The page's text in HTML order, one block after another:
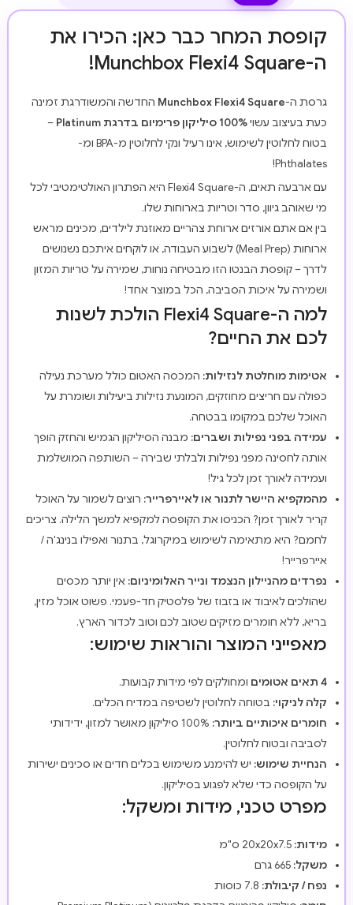
קופסת המחר כבר כאן: הכירו את
ה-Munchbox Flexi4 Square!
גרסת ה-Munchbox Flexi4 Square החדשה והמשודרגת זמינה
כעת בעיצוב עשוי100% סיליקון פרימיום בדרגת Platinum
–
בטוח לחלוטין לשימוש, אינו רעיל ונקי לחלוטין מ-BPA ומ-
Phthalates!
עם ארבעה תאים, ה-Flexi4 Square היא הפתרון האולטימטיבי לכל
מי שאוהב גיוון, סדר וטריות בארוחות שלו.
בין אם אתם אורזים ארוחת צהריים מאוזנת לילדים, מכינים מראש
ארוחות (Meal Prep) לשבוע העבודה, או לוקחים איתכם נשנושים
לדרך – קופסת הבנטו הזו מבטיחה נוחות, שמירה על טריות המזון
ושמירה על איכות הסביבה, הכל במוצר אחד!
למה ה-Flexi4 Square הולכת לשנות
לכם את החיים?
אטימות מוחלטת לנזילות: המכסה האטום כולל מערכת נעילה
כפולה עם חריצים מחוזקים, המונעת נזילות ביעילות ושומרת על
האוכל שלכם במקומו בבטחה.
עמידה בפני נפילות ושברים: מבנה הסיליקון הגמיש והחזק הופך
אותה לחסינה מפני נפילות ולבלתי שבירה – השותפה המושלמת
ועמידה לאורך זמן לכל גיל!
מהמקפיא היישר לתנור או לאיירפרייר: רוצים לשמור על האוכל
קריר לאורך זמן? הכניסו את הקופסה למקפיא למשך הלילה. צריכים
לחמם? היא מתאימה לשימוש במיקרוגל, בתנור ואפילו בנינג'ה /
איירפרייר!
נפרדים מהניילון הנצמד ונייר האלומיניום: אין יותר מכסים
שהולכים לאיבוד או בזבוז של פלסטיק חד-פעמי. פשוט אוכל מזין,
בריא, ללא חומרים מזיקים שטוב לכם וטוב לכדור הארץ.
מאפייני המוצר והוראות שימוש:
4 תאים אטומים
ומחולקים לפי מידות קבועות.
קלה לניקוי: בטוחה לחלוטין לשטיפה במדיח הכלים.
חומרים איכותיים ביותר:
100% סיליקון מאושר למזון, ידידותי
לסביבה ובטוח לחלוטין.
הנחיית שימוש: יש להימנע משימוש בכלים חדים או סכינים ישירות
על הקופסה כדי שלא לפגוע בסיליקון.
מפרט טכני, מידות ומשקל:
מידות:
משקל:
נפח / קיבולת: